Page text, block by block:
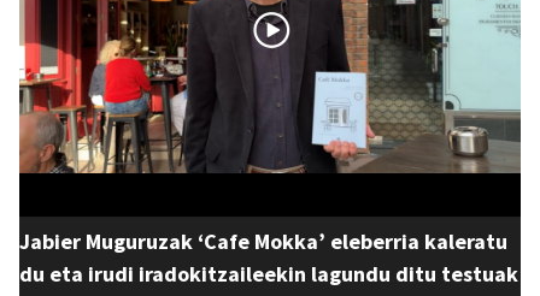
Jabier Muguruzak ‘Cafe Mokka’ eleberria kaleratu
du eta irudi iradokitzaileekin lagundu ditu testuak